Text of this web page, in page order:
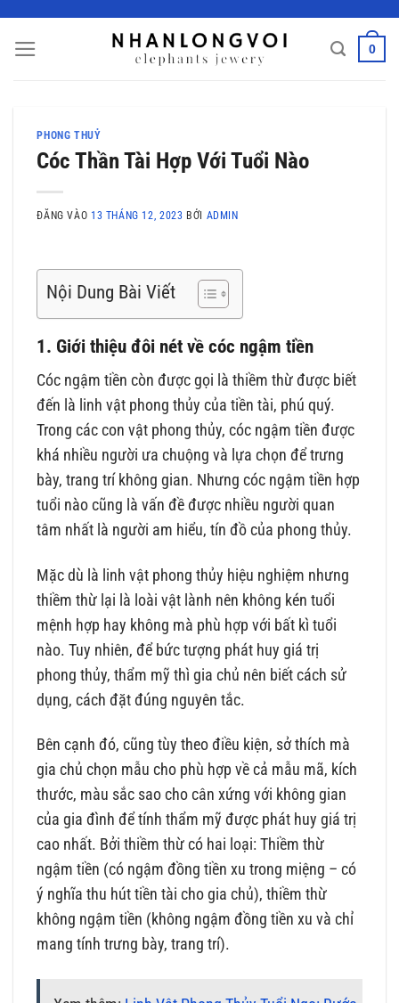
nội
0
PHONG THUỶ
Cóc Thần Tài Hợp Với Tuổi Nào
ĐĂNG VÀO 13 THÁNG 12, 2023 BỞI ADMIN
Nội Dung Bài Viết
1. Giới thiệu đôi nét về cóc ngậm tiền
Cóc ngậm tiền còn được gọi là thiềm thừ được biết
đến là linh vật phong thủy của tiền tài, phú quý.
Trong các con vật phong thủy, cóc ngậm tiền được
khá nhiều người ưa chuộng và lựa chọn để trưng
bày, trang trí không gian. Nhưng cóc ngậm tiền hợp
tuổi nào cũng là vấn đề được nhiều người quan
tâm nhất là người am hiểu, tín đồ của phong thủy.
Mặc dù là linh vật phong thủy hiệu nghiệm nhưng
thiềm thừ lại là loài vật lành nên không kén tuổi
mệnh hợp hay không mà phù hợp với bất kì tuổi
nào. Tuy nhiên, để bức tượng phát huy giá trị
phong thủy, thẩm mỹ thì gia chủ nên biết cách sử
dụng, cách đặt đúng nguyên tắc.
Bên cạnh đó, cũng tùy theo điều kiện, sở thích mà
gia chủ chọn mẫu cho phù hợp về cả mẫu mã, kích
thước, màu sắc sao cho cân xứng với không gian
của gia đình để tính thẩm mỹ được phát huy giá trị
cao nhất. Bởi thiềm thừ có hai loại: Thiềm thừ
ngậm tiền (có ngậm đồng tiền xu trong miệng – có
ý nghĩa thu hút tiền tài cho gia chủ), thiềm thừ
không ngậm tiền (không ngậm đồng tiền xu và chỉ
mang tính trưng bày, trang trí).